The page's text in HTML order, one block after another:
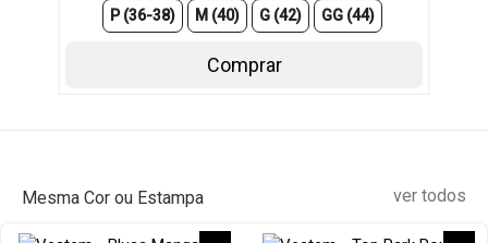
P (36-38) M (40) G (42) GG (44)
Comprar
Mesma Cor ou Estampa ver todos